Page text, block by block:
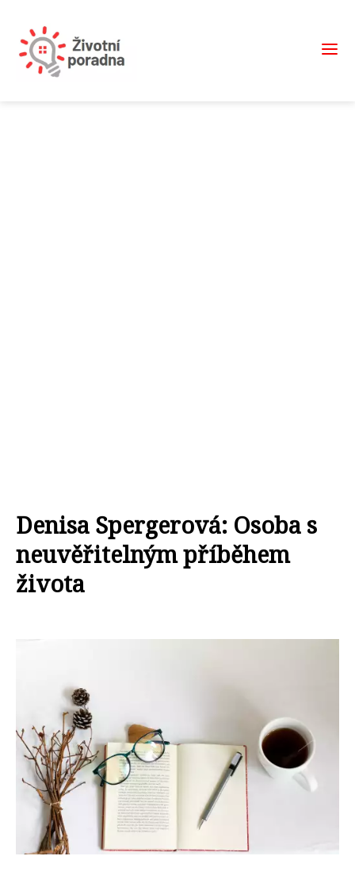
Denisa Spergerová: Osoba s
neuvěřitelným příběhem
života